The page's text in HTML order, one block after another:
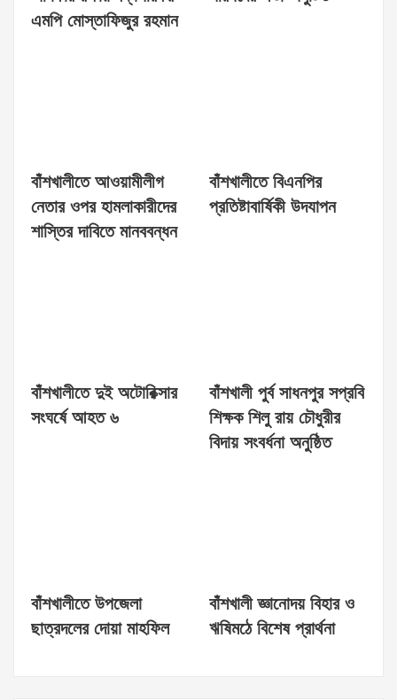
এমপি মোস্তাফিজুর রহমান
বাঁশখালীতে আওয়ামীলীগ
নেতার ওপর হামলাকারীদের
শাস্তির দাবিতে মানববন্ধন
বাঁশখালীতে বিএনপির
প্রতিষ্টাবার্ষিকী উদযাপন
বাঁশখালীতে দুই অটোরিক্সার
সংঘর্ষে আহত ৬
বাঁশখালী পুর্ব সাধনপুর সপ্রবি
শিক্ষক শিলু রায় চৌধুরীর
বিদায় সংবর্ধনা অনুষ্ঠিত
বাঁশখালীতে উপজেলা
ছাত্রদলের দোয়া মাহফিল
বাঁশখালী জ্ঞানোদয় বিহার ও
ঋষিমঠে বিশেষ প্রার্থনা